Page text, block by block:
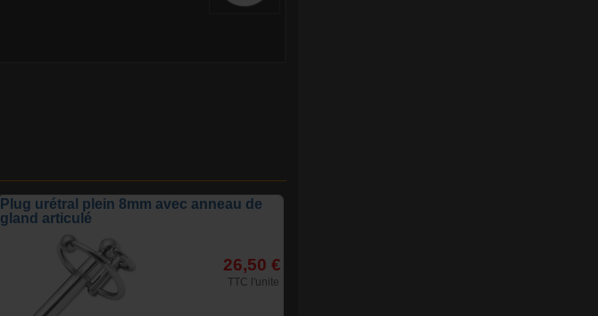
Plug urétral plein 8mm avec anneau de
gland articulé
26,50 €
TTC l'unite